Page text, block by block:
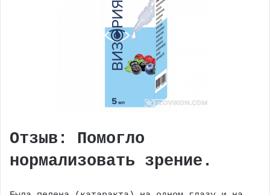
Отзыв: Помогло
нормализовать зрение.